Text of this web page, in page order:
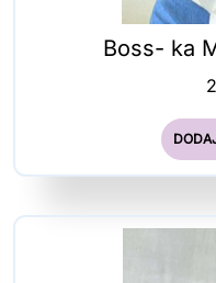
Boss- ka